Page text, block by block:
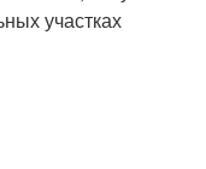
волосы
участках